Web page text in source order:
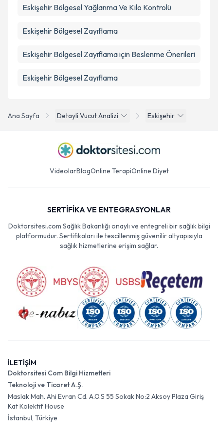
Ana Sayfa Detayli Vucut Analizi Eskişehir
Eskişehir Bölgesel Yağlanma Ve Kilo Kontrolü
Eskişehir Bölgesel Zayıflama
Eskişehir Bölgesel Zayıflama için Beslenme Önerileri
Eskişehir Bölgesel Zayıflama
VideolarBlogOnline TerapiOnline Diyet
SERTİFİKA VE ENTEGRASYONLAR
Doktorsitesi.com Sağlık Bakanlığı onaylı ve entegreli bir sağlık bilgi
platformudur. Sertifikaları ile tescillenmiş güvenilir altyapısıyla
sağlık hizmetlerine erişim sağlar.
İLETİŞİM
Doktorsitesi Com Bilgi Hizmetleri
Teknoloji ve Ticaret A.Ş.
Maslak Mah. Ahi Evran Cd. A.O.S 55 Sokak No:2 Aksoy Plaza Giriş
Kat Kolektif House
İstanbul, Türkiye